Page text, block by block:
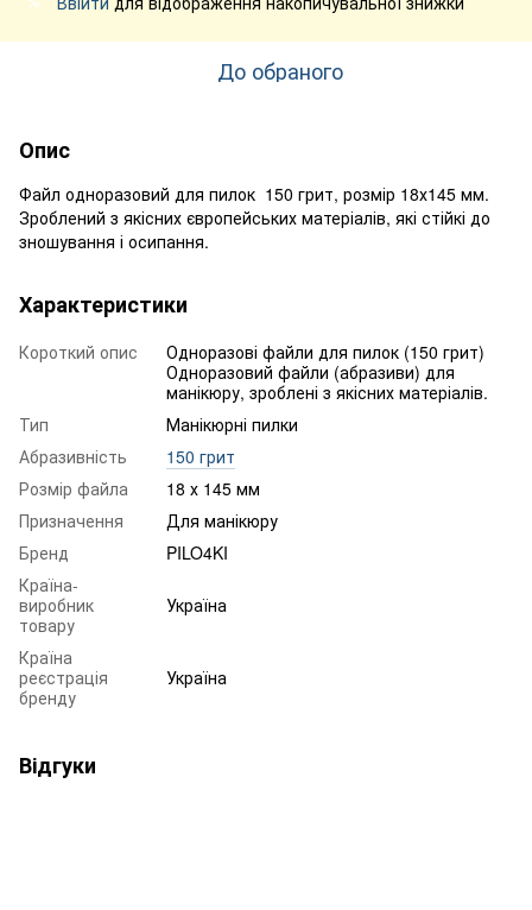
До обраного
Опис
Файл одноразовий для пилок 150 грит, розмір 18х145 мм.
Зроблений з якісних європейських матеріалів, які стійкі до
зношування і осипання.
Характеристики
Короткий опис
Одноразові файли для пилок (150 грит)
Одноразовий файли (абразиви) для
манікюру, зроблені з якісних матеріалів.
Тип
Манікюрні пилки
Абразивність
150 грит
Розмір файла
18 х 145 мм
Призначення
Для манікюру
Бренд
PILO4KI
Країна-
виробник
товару
Україна
Країна
реєстрація
бренду
Україна
Відгуки